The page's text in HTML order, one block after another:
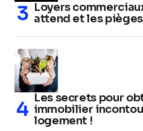
Loyers
attend et les
Les secrets pour
immobilier
logement !